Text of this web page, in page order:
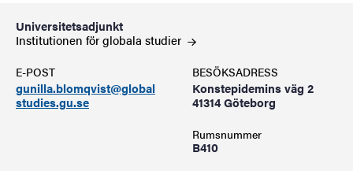
Universitetsadjunkt
Institutionen för globala studier
E-POST
gunilla.blomqvist@global
studies.gu.se
BESÖKSADRESS
Konstepidemins väg 2
41314 Göteborg
Rumsnummer
B410